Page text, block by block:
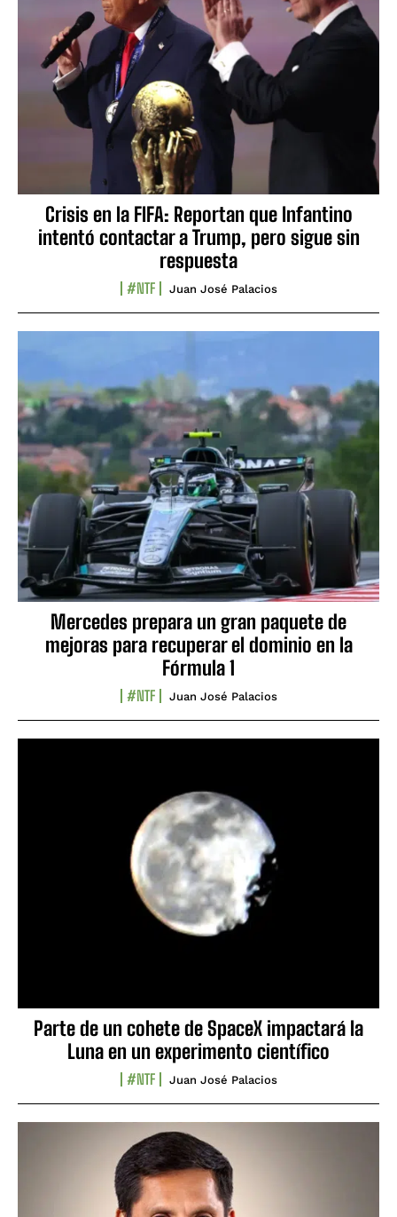
Crisis en la FIFA: Reportan que Infantino
intentó contactar a Trump, pero sigue sin
respuesta
#NTF Juan José Palacios
Mercedes prepara un gran paquete de
mejoras para recuperar el dominio en la
Fórmula 1
#NTF Juan José Palacios
Parte de un cohete de SpaceX impactará la
Luna en un experimento científico
#NTF Juan José Palacios